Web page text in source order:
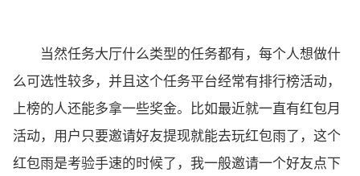
当然任务大厅什么类型的任务都有，每个人想做什
么可选性较多，并且这个任务平台经常有排行榜活动，
上榜的人还能多拿一些奖金。比如最近就一直有红包月
活动，用户只要邀请好友提现就能去玩红包雨了，这个
红包雨是考验手速的时候了，我一般邀请一个好友点下